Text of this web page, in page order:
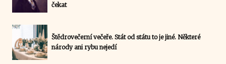
čekat
Štědrovečerní večeře. Stát od státu to je jiné. Některé
národy ani rybu nejedí